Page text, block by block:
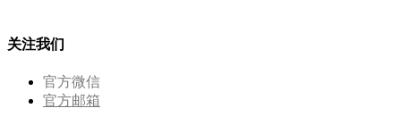
关注我们
官方微信
官方邮箱